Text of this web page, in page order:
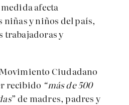
afecta
niñas y niños del país,
trabajadoras y
Ciudadano
recibido “más de 500
” de madres, padres y